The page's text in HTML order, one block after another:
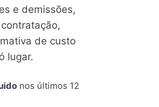
e demissões,
de custo
lugar.
nos últimos 12